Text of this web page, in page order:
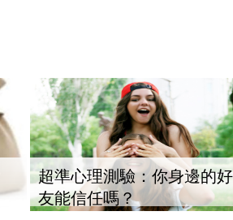
超準心理測驗：你身邊的好
友能信任嗎？